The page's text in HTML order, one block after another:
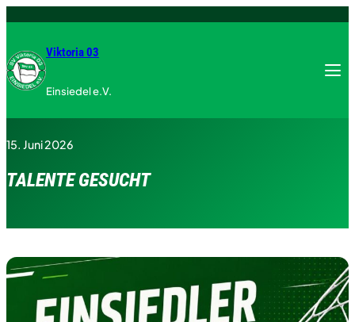
Viktoria 03
Einsiedel e.V.
15. Juni 2026
TALENTE GESUCHT